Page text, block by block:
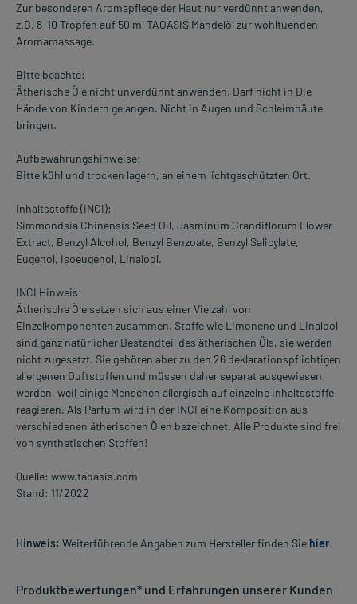
Zur besonderen Aromapflege der Haut nur verdünnt anwenden,
z.B. 8-10 Tropfen auf 50 ml TAOASIS Mandelöl zur wohltuenden
Aromamassage.
Bitte beachte:
Ätherische Öle nicht unverdünnt anwenden. Darf nicht in Die
Hände von Kindern gelangen. Nicht in Augen und Schleimhäute
bringen.
Aufbewahrungshinweise:
Bitte kühl und trocken lagern, an einem lichtgeschützten Ort.
Inhaltsstoffe (INCI):
Simmondsia Chinensis Seed Oil, Jasminum Grandiflorum Flower
Extract, Benzyl Alcohol, Benzyl Benzoate, Benzyl Salicylate,
Eugenol, Isoeugenol, Linalool.
INCI Hinweis:
Ätherische Öle setzen sich aus einer Vielzahl von
Einzelkomponenten zusammen. Stoffe wie Limonene und Linalool
sind ganz natürlicher Bestandteil des ätherischen Öls, sie werden
nicht zugesetzt. Sie gehören aber zu den 26 deklarationspflichtigen
allergenen Duftstoffen und müssen daher separat ausgewiesen
werden, weil einige Menschen allergisch auf einzelne Inhaltsstoffe
reagieren. Als Parfum wird in der INCI eine Komposition aus
verschiedenen ätherischen Ölen bezeichnet. Alle Produkte sind frei
von synthetischen Stoffen!
Quelle: www.taoasis.com
Stand: 11/2022
Hinweis: Weiterführende Angaben zum Hersteller finden Sie hier.
Produktbewertungen* und Erfahrungen unserer Kunden